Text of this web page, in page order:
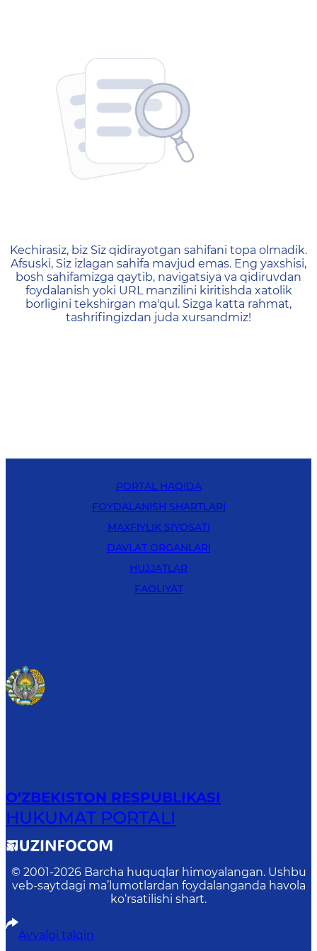
404 — Страница не
Kechirasiz, biz Siz qidirayotgan sahifani topa olmadik.
Afsuski, Siz izlagan sahifa mavjud emas. Eng yaxshisi,
bosh sahifamizga qaytib, navigatsiya va qidiruvdan
foydalanish yoki URL manzilini kiritishda xatolik
borligini tekshirgan ma'qul. Sizga katta rahmat,
tashrifingizdan juda xursandmiz!
PORTAL HAQIDA
FOYDALANISH SHARTLARI
MAXFIYLIK SIYOSATI
DAVLAT ORGANLARI
HUJJATLAR
FAOLIYAT
O‘ZBEKISTON RESPUBLIKASI
HUKUMAT PORTALI
© 2001-2026 Barcha huquqlar himoyalangan. Ushbu
veb-saytdagi ma’lumotlardan foydalanganda havola
ko‘rsatilishi shart.
Avvalgi talqin